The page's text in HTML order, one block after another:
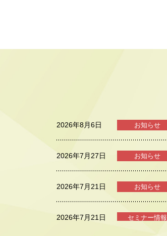
2026年8月6日 お知らせ
2026年7月27日 お知らせ
2026年7月21日 お知らせ
2026年7月21日 セミナー情報